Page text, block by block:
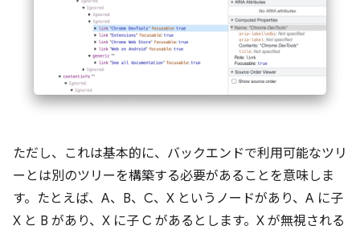
ただし、これは基本的に、バックエンドで利用可能なツリ
ーとは別のツリーを構築する必要があることを意味しま
す。たとえば、A、B、C、X というノードがあり、A に子
X と B があり、X に子 C があるとします。X が無視される